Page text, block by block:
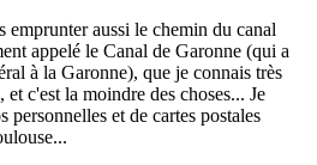
emprunter aussi le chemin du canal
appelé le Canal de Garonne (qui a
à la Garonne), que je connais très
c'est la moindre des choses... Je
personnelles et de cartes postales